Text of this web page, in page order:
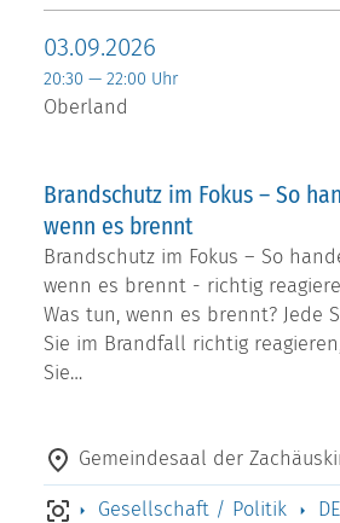
03.09.2026
20:30 — 22:00 Uhr
Oberland
Brandschutz im Fokus – So
wenn es brennt
Brandschutz im Fokus – So
wenn es brennt - richtig
Was tun, wenn es brennt? Jede
Sie im Brandfall richtig
Sie…
Gemeindesaal der
Gesellschaft / Politik